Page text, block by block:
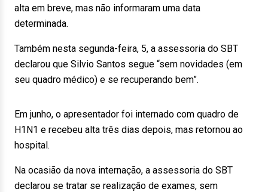
alta em breve, mas não informaram uma data
determinada.
Também nesta segunda-feira, 5, a assessoria do SBT
declarou que Silvio Santos segue “sem novidades (em
seu quadro médico) e se recuperando bem”.
Em junho, o apresentador foi internado com quadro de
H1N1 e recebeu alta três dias depois, mas retornou ao
hospital.
Na ocasião da nova internação, a assessoria do SBT
declarou se tratar se realização de exames, sem